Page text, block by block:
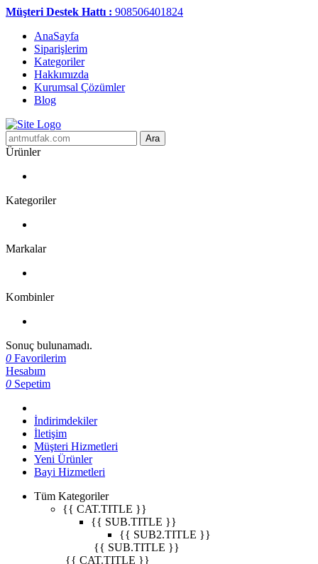
Müşteri Destek Hattı : 908506401824
AnaSayfa
Siparişlerim
Kategoriler
Hakkımızda
Kurumsal Çözümler
Blog
Ara
Ürünler
Kategoriler
Markalar
Kombinler
Sonuç bulunamadı.
0 Favorilerim
Hesabım
0 Sepetim
İndirimdekiler
İletişim
Müşteri Hizmetleri
Yeni Ürünler
Bayi Hizmetleri
Tüm Kategoriler
{{ CAT.TITLE }}
{{ SUB.TITLE }}
{{ SUB2.TITLE }}
{{ SUB.TITLE }}
{{ CAT.TITLE }}